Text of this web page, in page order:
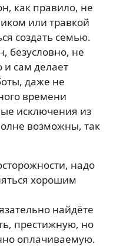
как правило, не
или травкой
создать семью.
безусловно, не
и сам делает
даже не
времени
исключения из
возможны, так
надо
хорошим
найдёте
престижную, но
оплачиваемую.